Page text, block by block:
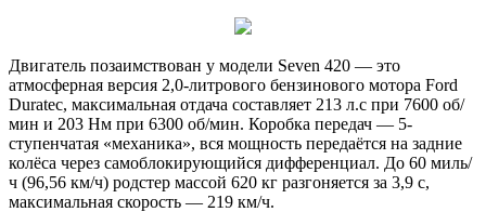
Двигатель позаимствован у модели Seven 420 — это
атмосферная версия 2,0-литрового бензинового мотора Ford
Duratec, максимальная отдача составляет 213 л.с при 7600 об/
мин и 203 Нм при 6300 об/мин. Коробка передач — 5-
ступенчатая «механика», вся мощность передаётся на задние
колёса через самоблокирующийся дифференциал. До 60 миль/
ч (96,56 км/ч) родстер массой 620 кг разгоняется за 3,9 с,
максимальная скорость — 219 км/ч.